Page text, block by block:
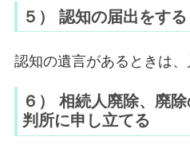
５） 認知の届出をする
認知の遺言があるときは、
６） 相続人廃除、廃
判所に申し立てる